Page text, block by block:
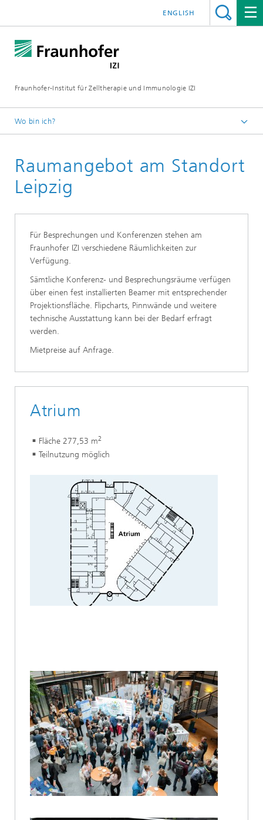
Fraunhofer-Institut für Zelltherapie und Immunologie IZI
ENGLISH
Wo bin ich?
Raumangebot am Standort
Leipzig
Für Besprechungen und Konferenzen stehen am
Fraunhofer IZI verschiedene Räumlichkeiten zur
Verfügung.
Sämtliche Konferenz- und Besprechungsräume verfügen
über einen fest installierten Beamer mit entsprechender
Projektionsfläche. Flipcharts, Pinnwände und weitere
technische Ausstattung kann bei der Bedarf erfragt
werden.
Mietpreise auf Anfrage.
Atrium
Fläche 277,53 m2
Teilnutzung möglich